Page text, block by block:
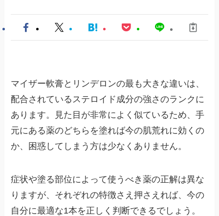
マイザー軟膏とリンデロンの最も大きな違いは、
配合されているステロイド成分の強さのランクに
あります。見た目が非常によく似ているため、手
元にある薬のどちらを塗れば今の肌荒れに効くの
か、困惑してしまう方は少なくありません。
症状や塗る部位によって使うべき薬の正解は異な
りますが、それぞれの特徴さえ押さえれば、今の
自分に最適な1本を正しく判断できるでしょう。